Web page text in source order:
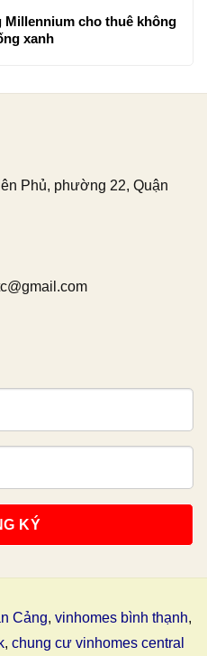
Millennium cho thuê không
xanh
Phủ, phường 22, Quận
Cảng, vinhomes bình thạnh,
, chung cư vinhomes central